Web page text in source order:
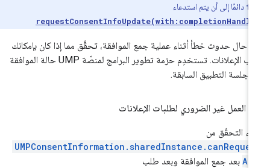
دائمًا إلى أن يتم استدعاء
حال حدوث خطأ أثناء عملية جمع الموافقة، تحقَّق مما إذا كان بإمكانك
طلب الإعلانات. تستخدِم حزمة تطوير البرامج لمنصّة UMP حالة الموافقة
جلسة التطبيق السابقة.
العمل غير الضروري لطلبات الإعلانات
التحقّق من
بعد جمع الموافقة وبعد طلب